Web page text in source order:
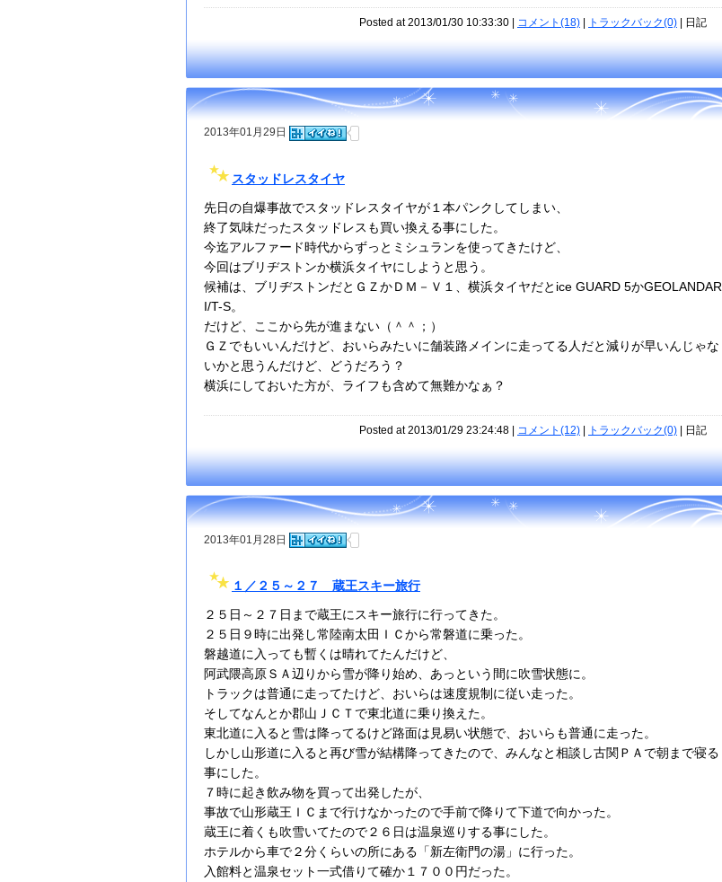
Posted at 2013/01/30 10:33:30 | コメント(18) トラックバック(0) | 日記
2013年01月29日
スタッドレスタイヤ
先日の自爆事故でスタッドレスタイヤが１本パンクしてしまい、
終了気味だったスタッドレスも買い換える事にした。
今迄アルファード時代からずっとミシュランを使ってきたけど、
今回はブリヂストンか横浜タイヤにしようと思う。
候補は、ブリヂストンだとＧＺかＤＭ－Ｖ１、横浜タイヤだとice GUARD 5かGEOLANDAR
I/T-S。
だけど、ここから先が進まない（＾＾；）
ＧＺでもいいんだけど、おいらみたいに舗装路メインに走ってる人だと減りが早いんじゃな
いかと思うんだけど、どうだろう？
横浜にしておいた方が、ライフも含めて無難かなぁ？
Posted at 2013/01/29 23:24:48 | コメント(12) | トラックバック(0) | 日記
2013年01月28日
１／２５～２７ 蔵王スキー旅行
２５日～２７日まで蔵王にスキー旅行に行ってきた。
２５日９時に出発し常陸南太田ＩＣから常磐道に乗った。
磐越道に入っても暫くは晴れてたんだけど、
阿武隈高原ＳＡ辺りから雪が降り始め、あっという間に吹雪状態に。
トラックは普通に走ってたけど、おいらは速度規制に従い走った。
そしてなんとか郡山ＪＣＴで東北道に乗り換えた。
東北道に入ると雪は降ってるけど路面は見易い状態で、おいらも普通に走った。
しかし山形道に入ると再び雪が結構降ってきたので、みんなと相談し古関ＰＡで朝まで寝る
事にした。
７時に起き飲み物を買って出発したが、
事故で山形蔵王ＩＣまで行けなかったので手前で降りて下道で向かった。
蔵王に着くも吹雪いてたので２６日は温泉巡りする事にした。
ホテルから車で２分くらいの所にある「新左衛門の湯」に行った。
入館料と温泉セット一式借りて確か１７００円だった。